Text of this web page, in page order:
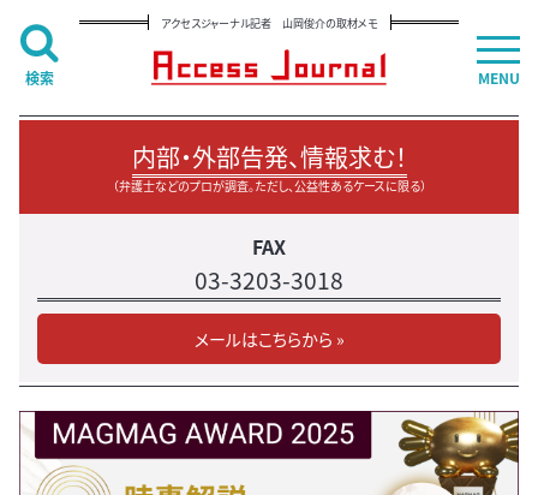
アクセスジャーナル記者 山岡俊介の取材メモ
内部・外部告発、情報求む！
（弁護士などのプロが調査。ただし、公益性あるケースに限る）
FAX
03-3203-3018
メールはこちらから »
MENU
検索